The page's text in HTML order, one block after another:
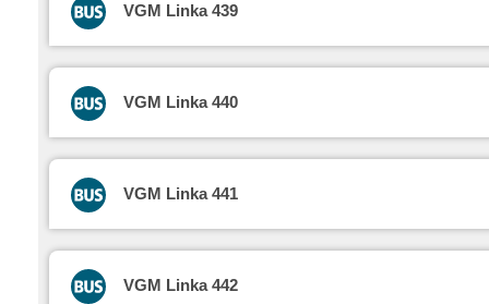
VGM Linka 439
VGM Linka 440
VGM Linka 441
VGM Linka 442